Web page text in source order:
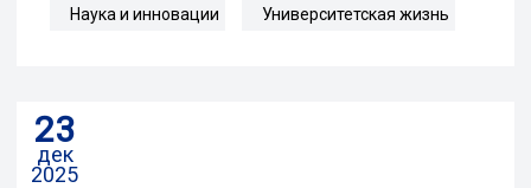
Наука и инновации Университетская жизнь
23
дек
2025